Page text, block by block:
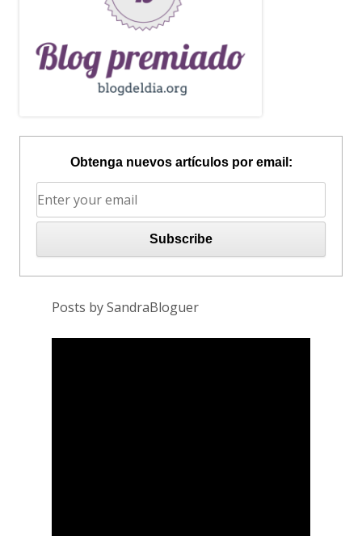
Obtenga nuevos artículos por email:
Posts by SandraBloguer